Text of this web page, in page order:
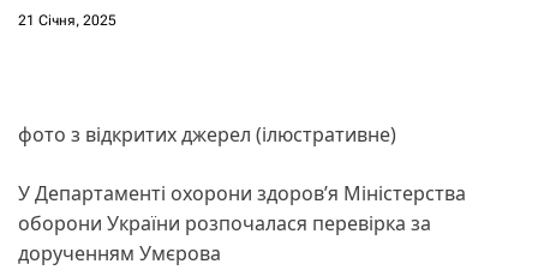
21 Січня, 2025
фото з відкритих джерел (ілюстративне)
У Департаменті охорони здоров’я Міністерства
оборони України розпочалася перевірка за
дорученням Умєрова